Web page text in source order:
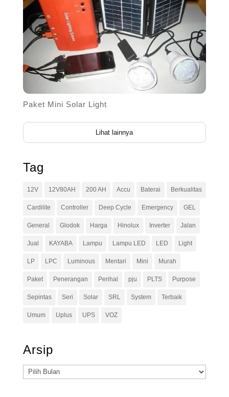
Paket Mini Solar Light
Lihat lainnya
Tag
12V 12V80AH 200 AH Accu Baterai Berkualitas
Cardilite Controller Deep Cycle Emergency GEL
General Glodok Harga Hinolux Inverter Jalan
Jual KAYABA Lampu Lampu LED LED Light
LP LPC Luminous Mentari Mini Murah
Paket Penerangan Perihal pju PLTS Purpose
Sepintas Seri Solar SRL System Terbaik
Umum Uplus UPS VOZ
Arsip
Arsip